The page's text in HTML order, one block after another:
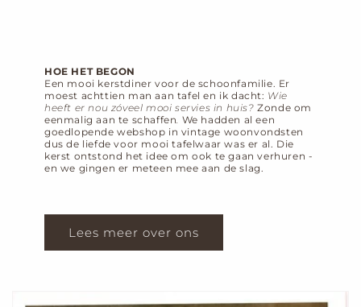
HOE HET BEGON
Een mooi kerstdiner voor de schoonfamilie. Er
moest achttien man aan tafel en ik dacht: Wie
heeft er nou zóveel mooi servies in huis?Zonde om
eenmalig aan te schaffen. We hadden al een
goedlopende webshop in vintage woonvondsten
dus de liefde voor mooi tafelwaar was er al. Die
kerst ontstond het idee om ook te gaan verhuren -
en we gingen er meteen mee aan de slag.
Lees meer over ons